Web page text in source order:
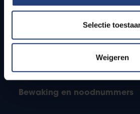
Selectie
Weigeren
Studenten
PhD-studenten
Leerkrachten en secundaire
Bewaking en noodnummers